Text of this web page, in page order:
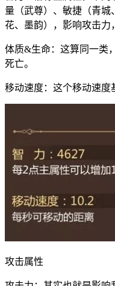
量（武尊）、敏捷（青城
花、墨韵），影响攻击力
体质&生命：这算同一类
死亡。
移动速度：这个移动速度
攻击属性